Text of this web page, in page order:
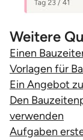
Weitere
Einen
Vorlagen für
Ein Angebot
Den
verwenden
Aufgaben